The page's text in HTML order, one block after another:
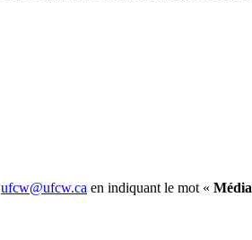
ufcw@ufcw.ca en indiquant le mot « Média